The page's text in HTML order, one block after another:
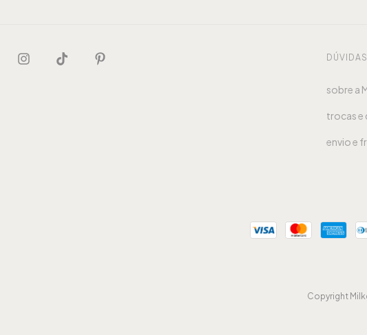
DÚVIDAS
sobre a
trocas e
envio e
Copyright